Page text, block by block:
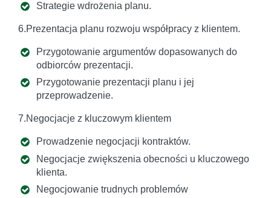
Strategie wdrożenia planu.
6.Prezentacja planu rozwoju współpracy z klientem.
Przygotowanie argumentów dopasowanych do
odbiorców prezentacji.
Przygotowanie prezentacji planu i jej
przeprowadzenie.
7.Negocjacje z kluczowym klientem
Prowadzenie negocjacji kontraktów.
Negocjacje zwiększenia obecności u kluczowego
klienta.
Negocjowanie trudnych problemów